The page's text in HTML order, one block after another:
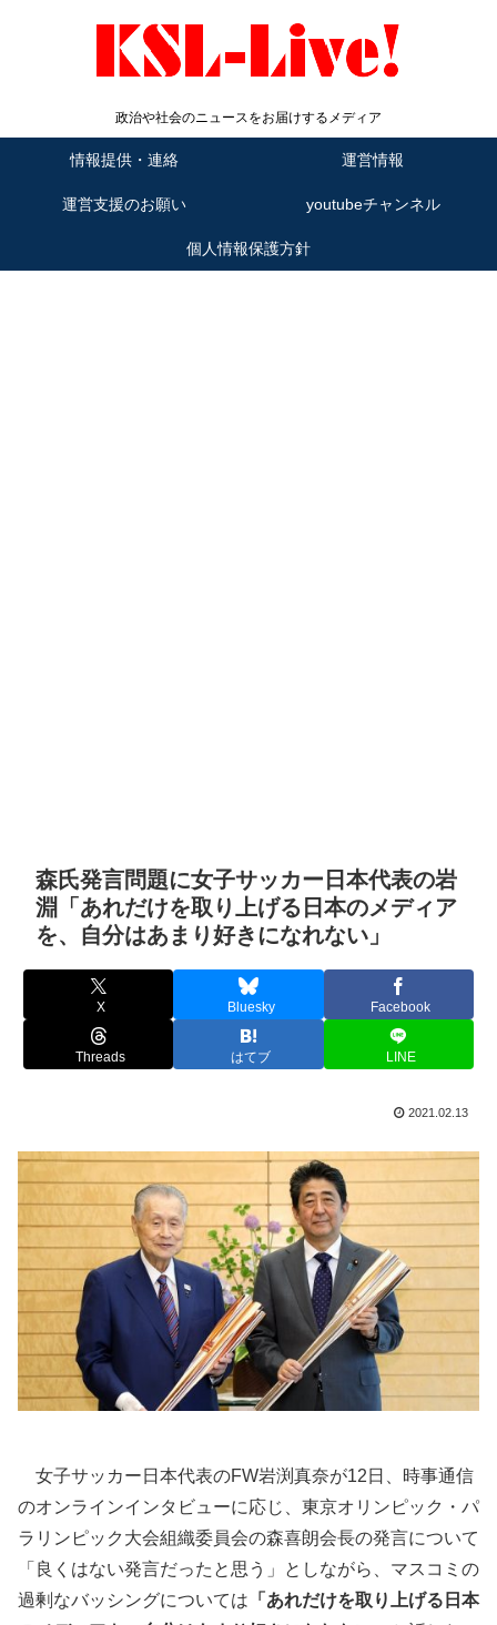
政治や社会のニュースをお届けするメディア
情報提供・連絡 運営情報
運営支援のお願い youtubeチャンネル
個人情報保護方針
森氏発言問題に女子サッカー日本代表の岩
淵「あれだけを取り上げる日本のメディア
を、自分はあまり好きになれない」
X Bluesky Facebook
Threads はてブ LINE
2021.02.13
女子サッカー日本代表のFW岩渕真奈が12日、時事通信
のオンラインインタビューに応じ、東京オリンピック・パ
ラリンピック大会組織委員会の森喜朗会長の発言について
「良くはない発言だったと思う」としながら、マスコミの
過剰なバッシングについては 「あれだけを取り上げる日本